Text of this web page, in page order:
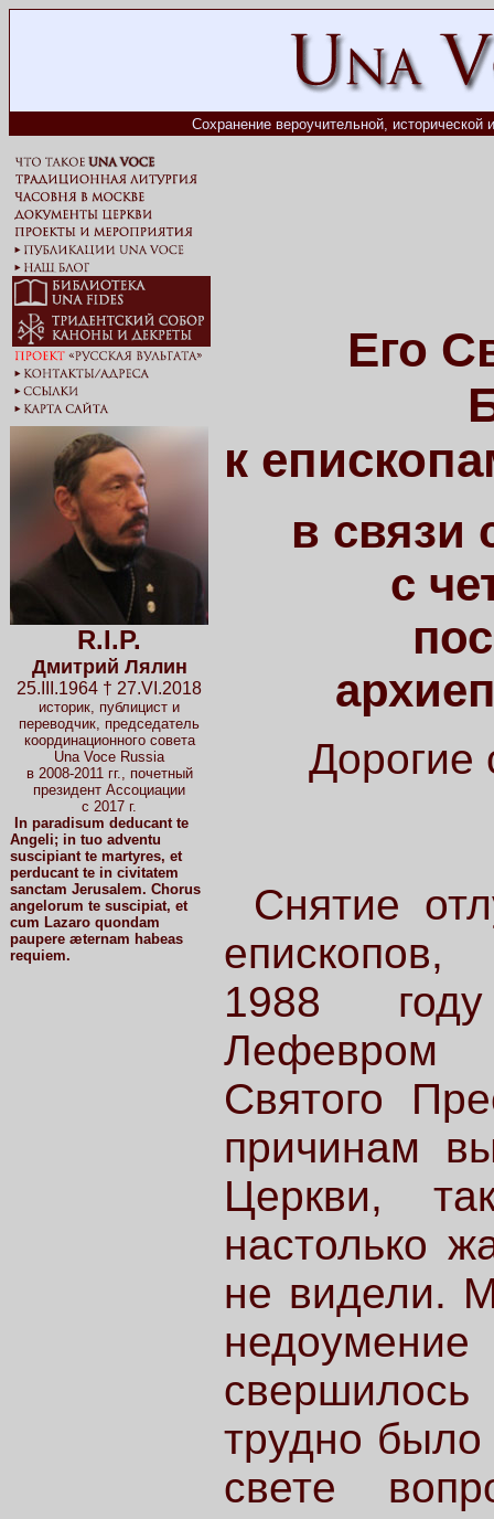
Сохранение вероучительной, исторической
R.I.P.
Дмитрий Лялин
25.III.1964 † 27.VI.2018
историк, публицист и
переводчик, председатель
координационного совета
Una Voce Russia
в 2008-2011 гг., почетный
президент Ассоциации
с 2017 г.
In paradisum deducant te
Angeli; in tuo adventu
suscipiant te martyres, et
perducant te in civitatem
sanctam Jerusalem. Chorus
angelorum te suscipiat, et
cum Lazaro quondam
paupere æternam habeas
requiem.
Его
к
в связи
с
Дорогие
Снятие
1988 году
Святого
причинам
Церкви,
настолько
не видели.
трудно было
свете